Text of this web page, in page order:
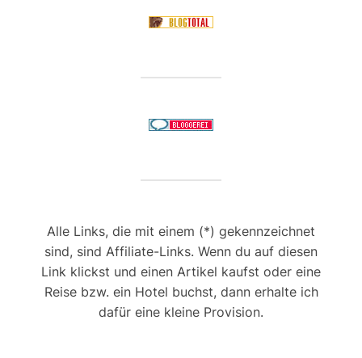
Alle Links, die mit einem (*) gekennzeichnet
sind, sind Affiliate-Links. Wenn du auf diesen
Link klickst und einen Artikel kaufst oder eine
Reise bzw. ein Hotel buchst, dann erhalte ich
dafür eine kleine Provision.